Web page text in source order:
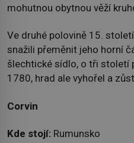
mohutnou obytnou věží
Ve druhé polovině 15.
snažili přeměnit jeho horní
šlechtické sídlo, o tři století
1780, hrad ale vyhořel a
Corvin
Kde stojí: Rumunsko